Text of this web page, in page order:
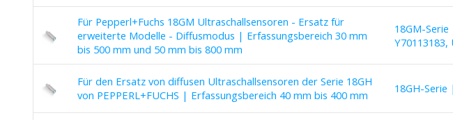
Für Pepperl+Fuchs 18GM Ultraschallsensoren - Ersatz für
erweiterte Modelle - Diffusmodus | Erfassungsbereich 30 mm
bis 500 mm und 50 mm bis 800 mm
18GM-
Y70113183,
Für den Ersatz von diffusen Ultraschallsensoren der Serie 18GH
von PEPPERL+FUCHS | Erfassungsbereich 40 mm bis 400 mm
18GH-Serie